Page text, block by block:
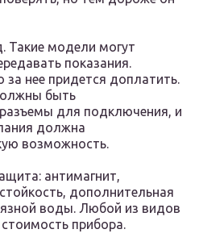
Такие модели могут
показания.
за нее придется доплатить.
быть
для подключения, и
должна
возможность.
антимагнит,
дополнительная
воды. Любой из видов
прибора.